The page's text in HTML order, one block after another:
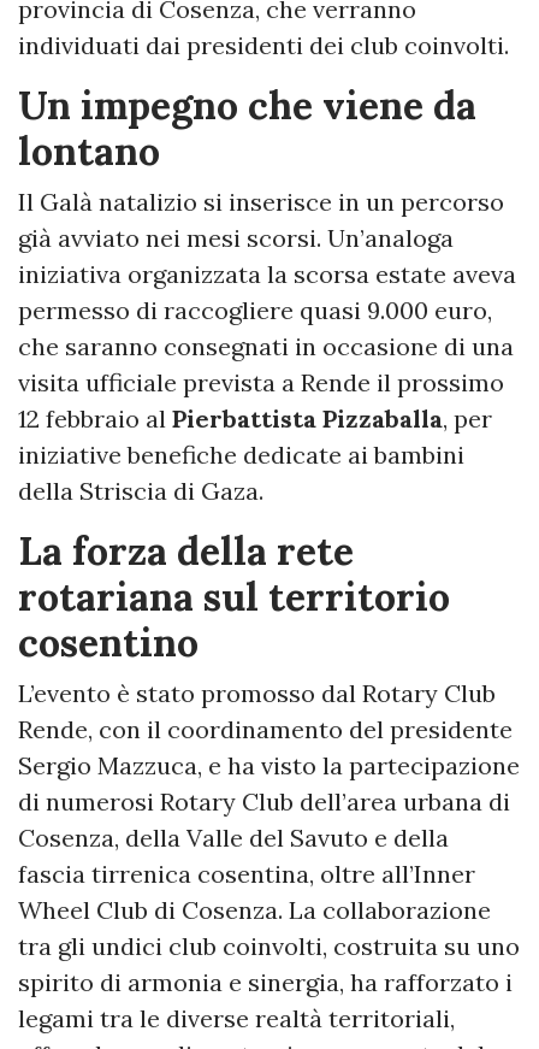
provincia di Cosenza, che verranno
individuati dai presidenti dei club coinvolti.
Un impegno che viene da
lontano
Il Galà natalizio si inserisce in un percorso
già avviato nei mesi scorsi. Un’analoga
iniziativa organizzata la scorsa estate aveva
permesso di raccogliere quasi 9.000 euro,
che saranno consegnati in occasione di una
visita ufficiale prevista a Rende il prossimo
12 febbraio al Pierbattista Pizzaballa, per
iniziative benefiche dedicate ai bambini
della Striscia di Gaza.
La forza della rete
rotariana sul territorio
cosentino
L’evento è stato promosso dal Rotary Club
Rende, con il coordinamento del presidente
Sergio Mazzuca, e ha visto la partecipazione
di numerosi Rotary Club dell’area urbana di
Cosenza, della Valle del Savuto e della
fascia tirrenica cosentina, oltre all’Inner
Wheel Club di Cosenza. La collaborazione
tra gli undici club coinvolti, costruita su uno
spirito di armonia e sinergia, ha rafforzato i
legami tra le diverse realtà territoriali,